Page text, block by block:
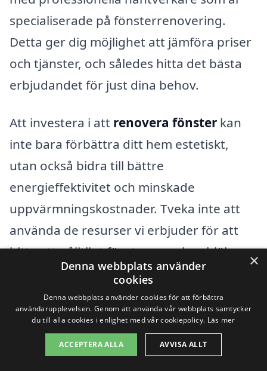
specialiserade på fönsterrenovering.
Detta ger dig möjlighet att jämföra priser
och tjänster, och således hitta det bästa
erbjudandet för just dina behov.
Att investera i att renovera fönster kan
inte bara förbättra ditt hem estetiskt,
utan också bidra till bättre
energieffektivitet och minskade
uppvärmningskostnader. Tveka inte att
använda de resurser vi erbjuder för att
hitta ett pålitligt företag som kan hjälpa
dig med din fönsterrenovering i Abbekås.
Få 3 erbjudanden, gratis och utan
förpliktelser
×
Denna webbplats använder
cookies
Denna webbplats använder cookies för att förbättra
användarupplevelsen. Genom att använda vår webbplats samtycker
du till alla cookies i enlighet med vår cookiepolicy. Läs mer
ACCEPTERA ALLA AVVISA ALLT